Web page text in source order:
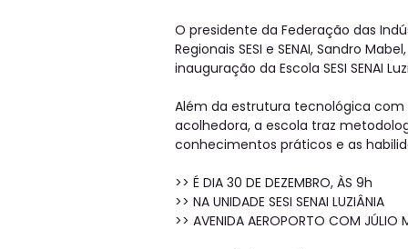
O presidente da Federação das
Regionais SESI e SENAI, Sandro
inauguração da Escola SESI SENAI
Além da estrutura tecnológica
acolhedora, a escola traz
conhecimentos práticos e as
>> É DIA 30 DE DEZEMBRO, ÀS 9h
>> NA UNIDADE SESI SENAI LUZIÂNIA
>> AVENIDA AEROPORTO COM JÚLIO